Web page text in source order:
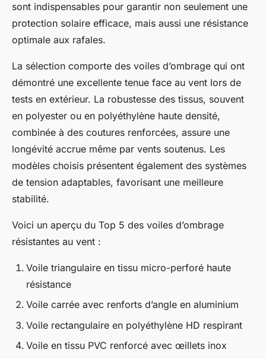
sont indispensables pour garantir non seulement une
protection solaire efficace, mais aussi une résistance
optimale aux rafales.
La sélection comporte des voiles d’ombrage qui ont
démontré une excellente tenue face au vent lors de
tests en extérieur. La robustesse des tissus, souvent
en polyester ou en polyéthylène haute densité,
combinée à des coutures renforcées, assure une
longévité accrue même par vents soutenus. Les
modèles choisis présentent également des systèmes
de tension adaptables, favorisant une meilleure
stabilité.
Voici un aperçu du Top 5 des voiles d’ombrage
résistantes au vent :
Voile triangulaire en tissu micro-perforé haute
résistance
Voile carrée avec renforts d’angle en aluminium
Voile rectangulaire en polyéthylène HD respirant
Voile en tissu PVC renforcé avec œillets inox